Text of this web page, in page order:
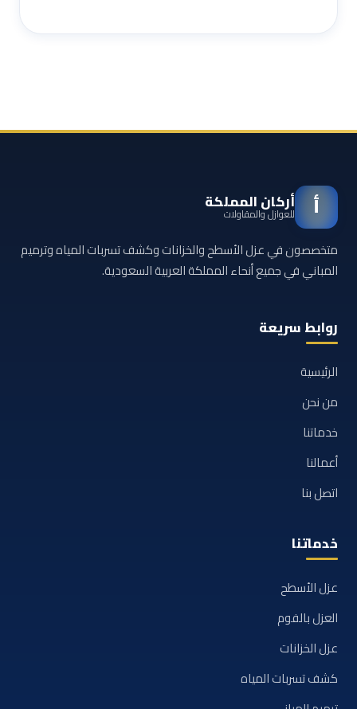
أ أركان المملكة
للعوازل والمقاولات
متخصصون في عزل الأسطح والخزانات وكشف تسربات المياه وترميم
المباني في جميع أنحاء المملكة العربية السعودية.
روابط سريعة
الرئيسية
من نحن
خدماتنا
أعمالنا
اتصل بنا
خدماتنا
عزل الأسطح
العزل بالفوم
عزل الخزانات
كشف تسربات المياه